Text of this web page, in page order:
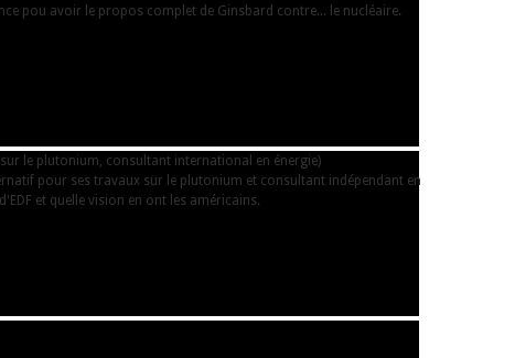
pou avoir le propos complet de Ginsbard contre... le nucléaire.
le plutonium, consultant international en énergie)
pour ses travaux sur le plutonium et consultant indépendant en
et quelle vision en ont les américains.